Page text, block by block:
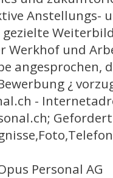
Anstellungs-
Werkhof und
angesprochen,
¿
-
Personal AG